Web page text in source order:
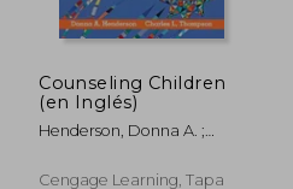
Counseling Children
(en Inglés)
Henderson, Donna A. ;
Cengage Learning, Tapa